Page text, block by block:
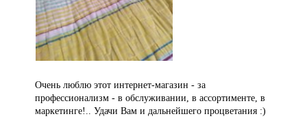
Очень люблю этот интернет-магазин - за
профессионализм - в обслуживании, в ассортименте, в
маркетинге!.. Удачи Вам и дальнейшего процветания :)